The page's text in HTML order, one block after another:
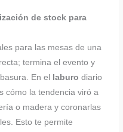
de stock para
para las mesas de una
termina el evento y
En el
laburo diario
cómo la tendencia viró a
o madera y coronarlas
Esto te permite